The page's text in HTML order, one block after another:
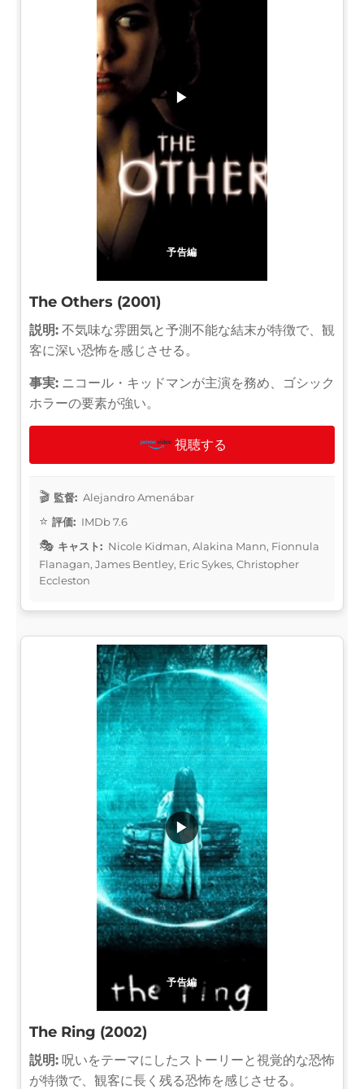
予告編
▶
The Others (2001)
説明: 不気味な雰囲気と予測不能な結末が特徴で、観
客に深い恐怖を感じさせる。
事実: ニコール・キッドマンが主演を務め、ゴシック
ホラーの要素が強い。
視聴する
監督: Alejandro Amenábar
評価: IMDb 7.6
キャスト: Nicole Kidman, Alakina Mann, Fionnula
Flanagan, James Bentley, Eric Sykes, Christopher
Eccleston
予告編
▶
The Ring (2002)
説明: 呪いをテーマにしたストーリーと視覚的な恐怖
が特徴で、観客に長く残る恐怖を感じさせる。